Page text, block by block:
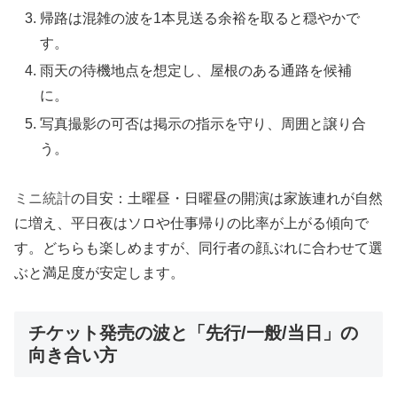
帰路は混雑の波を1本見送る余裕を取ると穏やかで
す。
雨天の待機地点を想定し、屋根のある通路を候補
に。
写真撮影の可否は掲示の指示を守り、周囲と譲り合
う。
ミニ統計の目安：土曜昼・日曜昼の開演は家族連れが自然
に増え、平日夜はソロや仕事帰りの比率が上がる傾向で
す。どちらも楽しめますが、同行者の顔ぶれに合わせて選
ぶと満足度が安定します。
チケット発売の波と「先行/一般/当日」の
向き合い方